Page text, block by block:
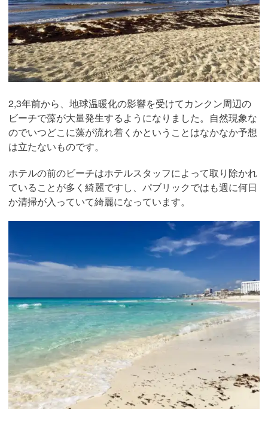
2,3年前から、地球温暖化の影響を受けてカンクン周辺の
ビーチで藻が大量発生するようになりました。自然現象な
のでいつどこに藻が流れ着くかということはなかなか予想
は立たないものです。
ホテルの前のビーチはホテルスタッフによって取り除かれ
ていることが多く綺麗ですし、パブリックではも週に何日
か清掃が入っていて綺麗になっています。